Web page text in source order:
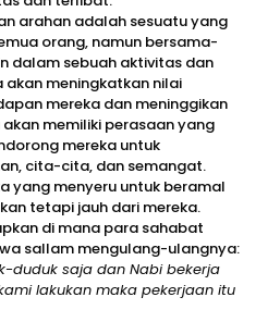
arahan adalah sesuatu yang
orang, namun bersama-
dalam sebuah aktivitas dan
meningkatkan nilai
mereka dan meninggikan
memiliki perasaan yang
mereka untuk
cita-cita, dan semangat.
yang menyeru untuk beramal
tetapi jauh dari mereka.
di mana para sahabat
sallam mengulang-ulangnya:
duduk saja dan Nabi bekerja
lakukan maka pekerjaan itu